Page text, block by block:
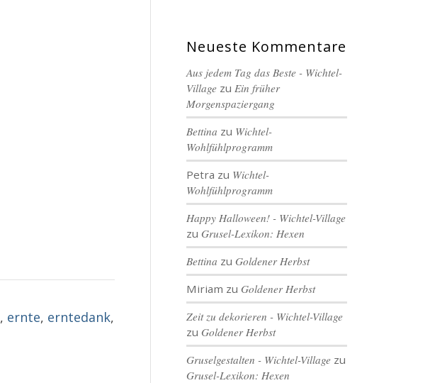
, ernte, erntedank,
Neueste Kommentare
Aus jedem Tag das Beste - Wichtel-
Village zu Ein früher
Morgenspaziergang
Bettina zu Wichtel-
Wohlfühlprogramm
Petra zu Wichtel-
Wohlfühlprogramm
Happy Halloween! - Wichtel-Village
zuGrusel-Lexikon: Hexen
Bettina zuGoldener Herbst
Miriam zuGoldener Herbst
Zeit zu dekorieren - Wichtel-Village
zuGoldener Herbst
Gruselgestalten - Wichtel-Village zu
Grusel-Lexikon: Hexen